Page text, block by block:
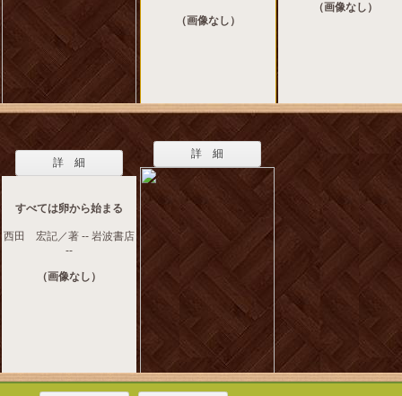
（画像なし）
（画像なし）
詳 細
すべては卵から始まる
西田 宏記／著 -- 岩波書店
--
（画像なし）
詳 細